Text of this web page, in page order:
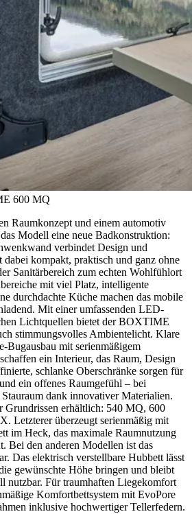
600 MQ
Raumkonzept und einem automotiv
Modell eine neue Badkonstruktion:
verbindet Design und
kompakt, praktisch und ganz ohne
Sanitärbereich zum echten Wohlfühlort
mit viel Platz, intelligente
durchdachte Küche machen das mobile
Mit einer umfassenden LED‐
Lichtquellen bietet der BOXTIME
stimmungsvolles Ambientelicht. Klare
mit serienmäßigem
ein Interieur, das Raum, Design
schlanke Oberschränke sorgen für
ein offenes Raumgefühl – bei
dank innovativer Materialien.
erhältlich: 540 MQ, 600
Letzterer überzeugt serienmäßig mit
im Heck, das maximale Raumnutzung
Bei den anderen Modellen ist das
Das elektrisch verstellbare Hubbett lässt
gewünschte Höhe bringen und bleibt
nutzbar. Für traumhaften Liegekomfort
Komfortbettsystem mit EvoPore
inklusive hochwertiger Tellerfedern.